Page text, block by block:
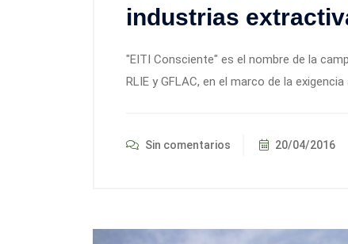
industrias
"EITI Consciente" es el nombre de la
RLIE y GFLAC, en el marco de la
Sin comentarios 20/04/2016